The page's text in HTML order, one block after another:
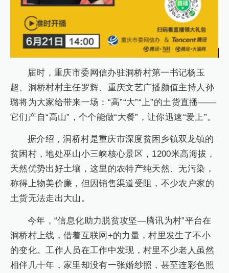
届时，重庆市委网信办驻洞桥村第一书记杨玉
超、洞桥村村主任罗辉、重庆文艺广播颜值主持人孙
璐将为大家给带来一场：“高”“大”“上”的土货直播——
它们产自“高山”，个个能做“大餐”，让你迅速“爱上”。
据介绍，洞桥村是重庆市深度贫困乡镇双龙镇的
贫困村，地处巫山小三峡核心景区，1200米高海拔，
天然优势出好土壤，这里的农特产纯天然、无污染，
称得上物美价廉，但因销售渠道受阻，不少农户家的
土货无法走出大山。
今年，“信息化助力脱贫攻坚—腾讯为村”平台在
洞桥村上线，借着互联网+的力量，村里发生了不小
的变化。工作人员在工作中发现，村里不少老人虽然
相伴几十年，家里却没有一张婚纱照，甚至连彩色照